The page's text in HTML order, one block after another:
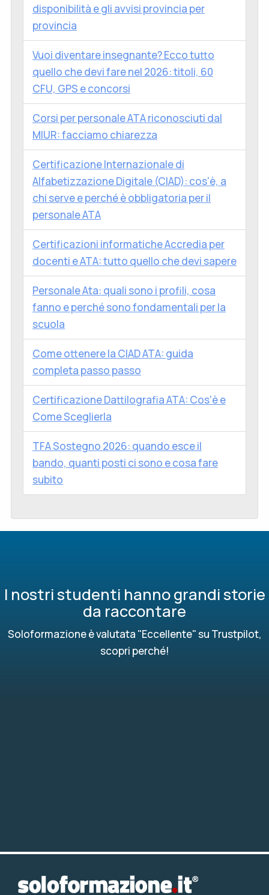
disponibilità e gli avvisi provincia per
provincia
Vuoi diventare insegnante? Ecco tutto
quello che devi fare nel 2026: titoli, 60
CFU, GPS e concorsi
Corsi per personale ATA riconosciuti dal
MIUR: facciamo chiarezza
Certificazione Internazionale di
Alfabetizzazione Digitale (CIAD): cos'è, a
chi serve e perché è obbligatoria per il
personale ATA
Certificazioni informatiche Accredia per
docenti e ATA: tutto quello che devi sapere
Personale Ata: quali sono i profili, cosa
fanno e perché sono fondamentali per la
scuola
Come ottenere la CIAD ATA: guida
completa passo passo
Certificazione Dattilografia ATA: Cos'è e
Come Sceglierla
TFA Sostegno 2026: quando esce il
bando, quanti posti ci sono e cosa fare
subito
I nostri studenti hanno grandi storie
da raccontare
Soloformazione è valutata "Eccellente" su Trustpilot,
scopri perché!